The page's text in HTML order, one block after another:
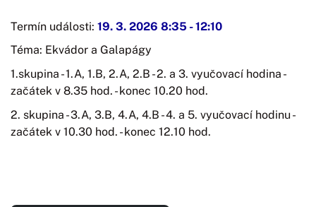
Termín události: 19. 3. 2026 8:35 -12:10
Téma: Ekvádor a Galapágy
1.skupina - 1.A, 1.B, 2.A, 2.B - 2. a 3. vyučovací hodina -
začátek v 8.35 hod. - konec 10.20 hod.
2. skupina - 3.A, 3.B, 4.A, 4.B - 4. a 5. vyučovací hodinu -
začátek v 10.30 hod. - konec 12.10 hod.